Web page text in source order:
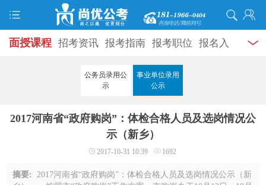
面授课程 招考资讯 报考指南 报考职位 报名入
成绩查询 面试公告 录用公示
模拟试题 历年真题
政热点 视频课堂 学员风采 名师团队 考试专题
公务员录用公
示
事业单位录用
公示
2017河南省“政府购岗”：体检合格人员及选岗情况公
示（新乡）
2017-10-31 10:39 1692
摘要:2017河南省“政府购岗”：体检合格人员及选岗情况公示（新